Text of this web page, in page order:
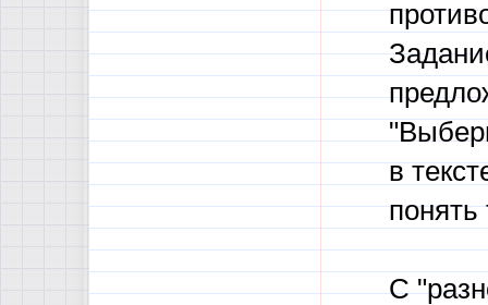
в
понять
С